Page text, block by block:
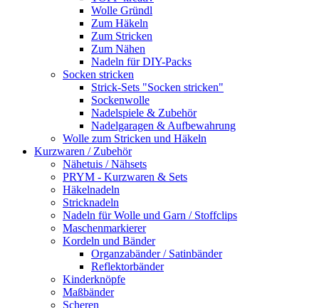
Wolle Gründl
Zum Häkeln
Zum Stricken
Zum Nähen
Nadeln für DIY-Packs
Socken stricken
Strick-Sets "Socken stricken"
Sockenwolle
Nadelspiele & Zubehör
Nadelgaragen & Aufbewahrung
Wolle zum Stricken und Häkeln
Kurzwaren / Zubehör
Nähetuis / Nähsets
PRYM - Kurzwaren & Sets
Häkelnadeln
Stricknadeln
Nadeln für Wolle und Garn / Stoffclips
Maschenmarkierer
Kordeln und Bänder
Organzabänder / Satinbänder
Reflektorbänder
Kinderknöpfe
Maßbänder
Scheren